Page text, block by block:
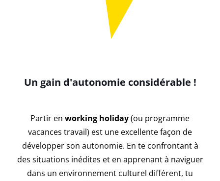
Un gain d'autonomie considérable !
Partir en working holiday(ou programme
vacances travail) est une excellente façon de
développer son autonomie. En te confrontant à
des situations inédites et en apprenant à naviguer
dans un environnement culturel différent, tu